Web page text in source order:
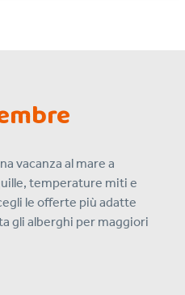
vacanza al mare a
temperature miti e
le offerte più adatte
gli alberghi per maggiori